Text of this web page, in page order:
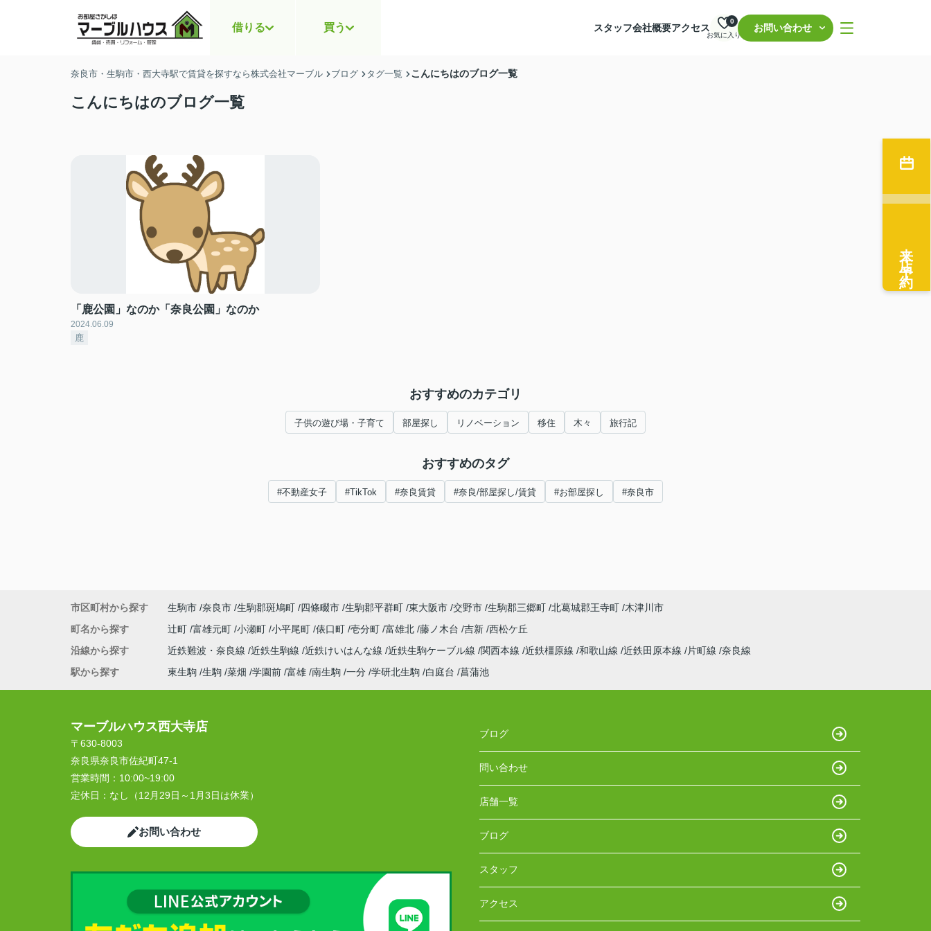
借りる 買う スタッフ会社概要アクセス
お気に入り
0
お問い合わせ
奈良市・生駒市・西大寺駅で賃貸を探すなら株式会社マーブル ブログ タグ一覧 こんにちはのブログ一覧
こんにちはのブログ一覧
「鹿公園」なのか「奈良公園」なのか
2024.06.09
鹿
おすすめのカテゴリ
子供の遊び場・子育て 部屋探し リノベーション 移住 木々 旅行記
おすすめのタグ
#不動産女子 #TikTok #奈良賃貸 #奈良/部屋探し/賃貸 #お部屋探し #奈良市
来店予約
市区町村から探す 生駒市 奈良市 生駒郡斑鳩町 四條畷市 生駒郡平群町 東大阪市 交野市 生駒郡三郷町 北葛城郡王寺町 木津川市
町名から探す
辻町 富雄元町 小瀬町 小平尾町 俵口町 壱分町 富雄北 藤ノ木台 吉新 西松ケ丘
沿線から探す
近鉄難波・奈良線 近鉄生駒線 近鉄けいはんな線 近鉄生駒ケーブル線 関西本線 近鉄橿原線 和歌山線 近鉄田原本線 片町線 奈良線
駅から探す
東生駒 生駒 菜畑 学園前 富雄 南生駒 一分 学研北生駒 白庭台 菖蒲池
マーブルハウス西大寺店
〒630-8003
奈良県奈良市佐紀町47-1
営業時間： 10:00~19:00
定休日： なし（12月29日～1月3日は休業）
お問い合わせ
ブログ
問い合わせ
店舗一覧
ブログ
スタッフ
アクセス